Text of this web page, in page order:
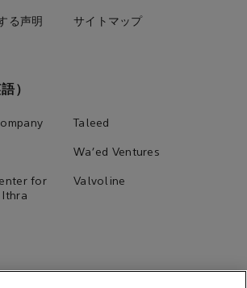
る声明 サイトマップ
）
Taleed
Wa'ed Ventures
for
Valvoline